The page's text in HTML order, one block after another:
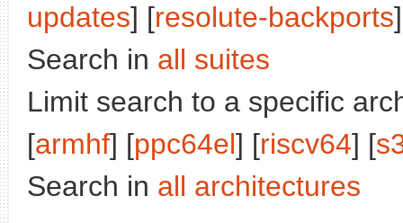
updates] [resolute-backports
Search in all suites
Limit search to a specific
[armhf] [ppc64el] [riscv64] [
Search in all architectures